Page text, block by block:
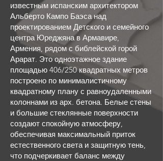
известным испанским архитектором
Альберто Кампо Баэса над
проектированием Детского и семейного
центра Юреджяна в Армавире,
Армения, рядом с библейской горой
Арарат. Это одноэтажное здание
площадью 406/250 квадратных метров
построено по минималистичному
квадратному плану с равноудаленными
колоннами из арх. бетона. Белые стены
и большие стеклянные поверхности
создают спокойную атмосферу,
обеспечивая максимальный приток
естественного света и защитную тень,
что подчеркивает баланс между